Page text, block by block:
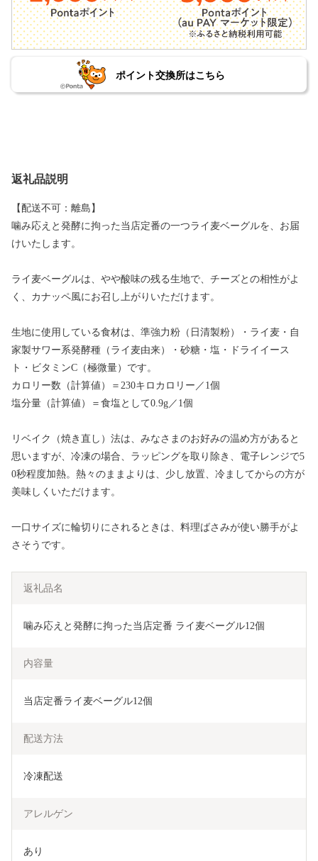
ポイント交換所はこちら
返礼品説明
【配送不可：離島】
噛み応えと発酵に拘った当店定番の一つライ麦ベーグルを、お届
けいたします。
ライ麦ベーグルは、やや酸味の残る生地で、チーズとの相性がよ
く、カナッペ風にお召し上がりいただけます。
生地に使用している食材は、準強力粉（日清製粉）・ライ麦・自
家製サワー系発酵種（ライ麦由来）・砂糖・塩・ドライイース
ト・ビタミンC（極微量）です。
カロリー数（計算値）＝230キロカロリー／1個
塩分量（計算値）＝食塩として0.9g／1個
リベイク（焼き直し）法は、みなさまのお好みの温め方があると
思いますが、冷凍の場合、ラッピングを取り除き、電子レンジで5
0秒程度加熱。熱々のままよりは、少し放置、冷ましてからの方が
美味しくいただけます。
一口サイズに輪切りにされるときは、料理ばさみが使い勝手がよ
さそうです。
返礼品名
噛み応えと発酵に拘った当店定番 ライ麦ベーグル12個
内容量
当店定番ライ麦ベーグル12個
配送方法
冷凍配送
アレルゲン
あり